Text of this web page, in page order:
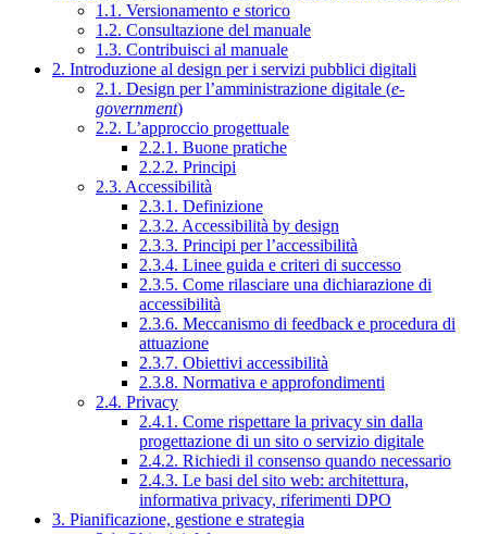
1.1. Versionamento e storico
1.2. Consultazione del manuale
1.3. Contribuisci al manuale
2. Introduzione al design per i servizi pubblici digitali
2.1. Design per l’amministrazione digitale (e-
government)
2.2. L’approccio progettuale
2.2.1. Buone pratiche
2.2.2. Principi
2.3. Accessibilità
2.3.1. Definizione
2.3.2. Accessibilità by design
2.3.3. Principi per l’accessibilità
2.3.4. Linee guida e criteri di successo
2.3.5. Come rilasciare una dichiarazione di
accessibilità
2.3.6. Meccanismo di feedback e procedura di
attuazione
2.3.7. Obiettivi accessibilità
2.3.8. Normativa e approfondimenti
2.4. Privacy
2.4.1. Come rispettare la privacy sin dalla
progettazione di un sito o servizio digitale
2.4.2. Richiedi il consenso quando necessario
2.4.3. Le basi del sito web: architettura,
informativa privacy, riferimenti DPO
3. Pianificazione, gestione e strategia